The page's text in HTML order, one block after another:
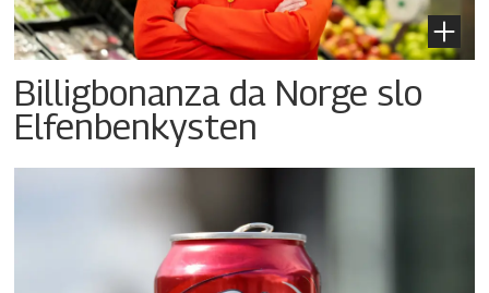
Billigbonanza da Norge slo
Elfenbenkysten